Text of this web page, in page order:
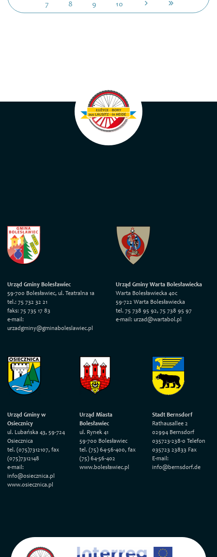
7 8 9 10
Urząd Gminy Bolesławiec
59-700 Bolesławiec, ul. Teatralna 1a
tel.: 75 732 32 21
faks: 75 735 17 83
e-mail:
urzadgminy@gminaboleslawiec.pl
Urząd Gminy Warta Bolesławiecka
Warta Bolesławiecka 40c
59-722 Warta Bolesławiecka
tel. 75 738 95 92, 75 738 95 97
e-mail: urzad@wartabol.pl
Urząd Gminy w
Osiecznicy
ul. Lubańska 43, 59-724
Osiecznica
tel. (075)7312107, fax
(075)7312148
e-mail:
info@osiecznica.pl
www.osiecznica.pl
Urząd Miasta
Bolesławiec
ul. Rynek 41
59-700 Bolesławiec
tel. (75) 64-56-400, fax
(75) 64-56-402
www.bolesławiec.pl
Stadt Bernsdorf
Rathausallee 2
02994 Bernsdorf
035723-238-0 Telefon
035723 23833 Fax
E-mail:
info@bernsdorf.de